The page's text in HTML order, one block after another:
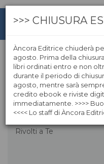
Rivolti a Te
Rivolti a Te
>>> CHIUSURA
Àncora Editrice chiuderà
agosto. Prima della
libri ordinati entro e non
durante il periodo di
agosto, mentre sarà
credito ebook e riviste
immediatamente. >>>>
<<<< Lo staff di Àncora